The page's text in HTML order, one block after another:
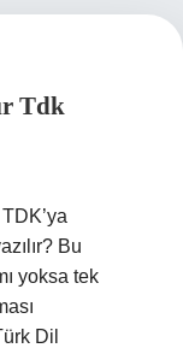
Tdk
Bu
yoksa tek
Dil